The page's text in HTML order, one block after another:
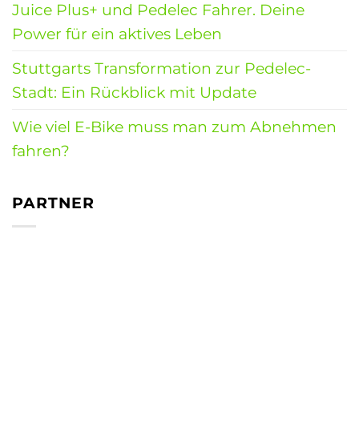
Juice Plus+ und Pedelec Fahrer. Deine
Power für ein aktives Leben
Stuttgarts Transformation zur Pedelec-
Stadt: Ein Rückblick mit Update
Wie viel E-Bike muss man zum Abnehmen
fahren?
PARTNER